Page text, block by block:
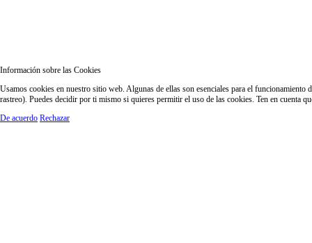
Información sobre las Cookies
Usamos cookies en nuestro sitio web. Algunas de ellas son esenciales para el
rastreo). Puedes decidir por ti mismo si quieres permitir el uso de las cookies. Ten en cuenta
De acuerdo Rechazar